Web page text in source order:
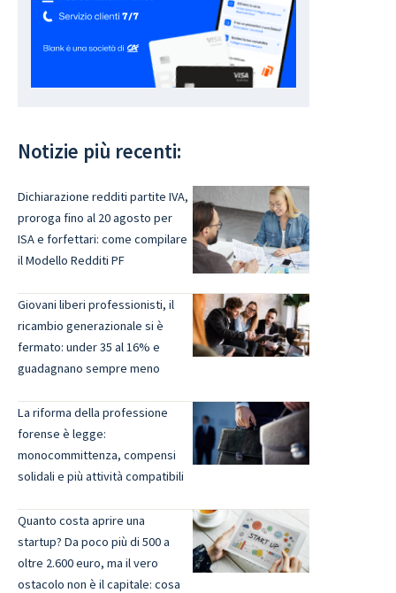
Notizie più recenti:
Dichiarazione redditi partite IVA,
proroga fino al 20 agosto per
ISA e forfettari: come compilare
il Modello Redditi PF
Giovani liberi professionisti, il
ricambio generazionale si è
fermato: under 35 al 16% e
guadagnano sempre meno
La riforma della professione
forense è legge:
monocommittenza, compensi
solidali e più attività compatibili
Quanto costa aprire una
startup? Da poco più di 500 a
oltre 2.600 euro, ma il vero
ostacolo non è il capitale: cosa